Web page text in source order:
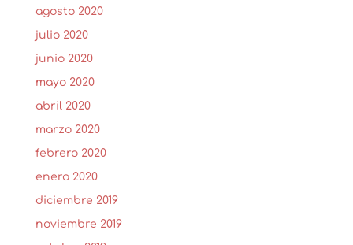
agosto 2020
julio 2020
junio 2020
mayo 2020
abril 2020
marzo 2020
febrero 2020
enero 2020
diciembre 2019
noviembre 2019